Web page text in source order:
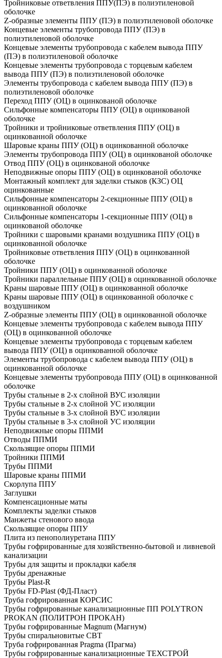
Тройниковые ответвления ППУ(ПЭ) в полиэтиленовой
оболочке
Z-образные элементы ППУ (ПЭ) в полиэтиленовой оболочке
Концевые элементы трубопровода ППУ (ПЭ) в
полиэтиленовой оболочке
Концевые элементы трубопровода с кабелем вывода ППУ
(ПЭ) в полиэтиленовой оболочке
Концевые элементы трубопровода с торцевым кабелем
вывода ППУ (ПЭ) в полиэтиленовой оболочке
Элементы трубопровода с кабелем вывода ППУ (ПЭ) в
полиэтиленовой оболочке
Переход ППУ (ОЦ) в оцинкованой оболочке
Сильфонные компенсаторы ППУ (ОЦ) в оцинкованой
оболочке
Тройники и тройниковые ответвления ППУ (ОЦ) в
оцинкованной оболочке
Шаровые краны ППУ (ОЦ) в оцинкованной оболочке
Элементы трубопровода ППУ (ОЦ) в оцинкованой оболочке
Отвод ППУ (ОЦ) в оцинкованой оболочке
Неподвижные опоры ППУ (ОЦ) в оцинкованой оболочке
Монтажный комплект для заделки стыков (КЗС) ОЦ
оцинкованные
Сильфонные компенсаторы 2-секционные ППУ (ОЦ) в
оцинкованной оболочке
Сильфонные компенсаторы 1-секционные ППУ (ОЦ) в
оцинкованой оболочке
Тройники с шаровыми кранами воздушника ППУ (ОЦ) в
оцинкованной оболочке
Тройниковые ответвления ППУ (ОЦ) в оцинкованной
оболочке
Тройники ППУ (ОЦ) в оцинкованной оболочке
Тройники параллельные ППУ (ОЦ) в оцинкованной оболочке
Краны шаровые ППУ (ОЦ) в оцинкованной оболочке
Краны шаровые ППУ (ОЦ) в оцинкованной оболочке с
воздушником
Z-образные элементы ППУ (ОЦ) в оцинкованной оболочке
Концевые элементы трубопровода с кабелем вывода ППУ
(ОЦ) в оцинкованной оболочке
Концевые элементы трубопровода с торцевым кабелем
вывода ППУ (ОЦ) в оцинкованной оболочке
Элементы трубопровода с кабелем вывода ППУ (ОЦ) в
оцинкованной оболочке
Концевые элементы трубопровода ППУ (ОЦ) в оцинкованной
оболочке
Трубы стальные в 2-х слойной ВУС изоляции
Трубы стальные в 2-х слойной УС изоляции
Трубы стальные в 3-х слойной ВУС изоляции
Трубы стальные в 3-х слойной УС изоляции
Неподвижные опоры ППМИ
Отводы ППМИ
Скользящие опоры ППМИ
Тройники ППМИ
Трубы ППМИ
Шаровые краны ППМИ
Скорлупа ППУ
Заглушки
Компенсационные маты
Комплекты заделки стыков
Манжеты стенового ввода
Скользящие опоры ППУ
Плита из пенополиуретана ППУ
Трубы гофрированные для хозяйственно-бытовой и ливневой
канализации
Трубы для защиты и прокладки кабеля
Трубы дренажные
Трубы Plast-R
Трубы FD-Plast (ФД-Пласт)
Труба гофрированная КОРСИС
Трубы гофрированные канализационные ПП POLYTRON
PROKAN (ПОЛИТРОН ПРОКАН)
Трубы гофрированные Magnum (Магнум)
Трубы спиральновитые СВТ
Труба гофрированная Pragma (Прагма)
Трубы гофрированные канализационные ТЕХСТРОЙ